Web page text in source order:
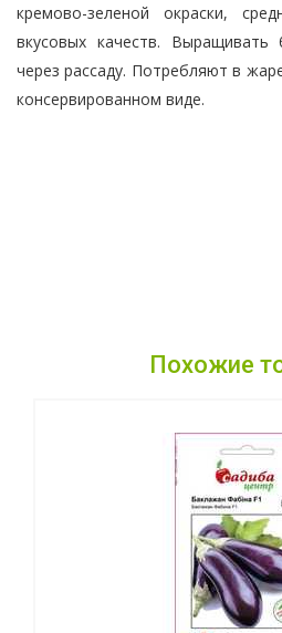
кремово-зеленой окраски,
вкусовых качеств. Выращивать
через рассаду. Потребляют в
консервированном виде.
Похожие